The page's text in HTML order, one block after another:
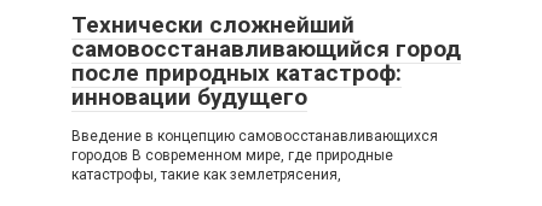
Технически сложнейший
самовосстанавливающийся город
после природных катастроф:
инновации будущего
Введение в концепцию самовосстанавливающихся
городов В современном мире, где природные
катастрофы, такие как землетрясения,